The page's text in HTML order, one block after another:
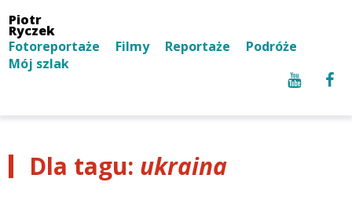
Piotr
Ryczek
Fotoreportaże
Filmy Reportaże
Podróże
Mój szlak
Dla tagu: ukraina